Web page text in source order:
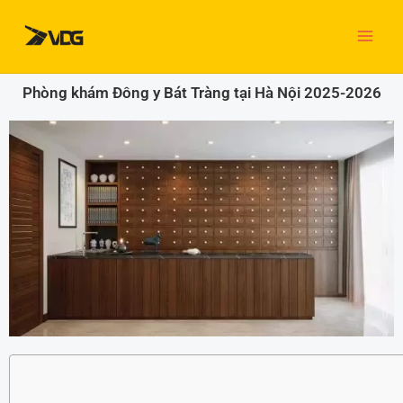
dung
Phòng khám Đông y Bát Tràng tại Hà Nội 2025-2026